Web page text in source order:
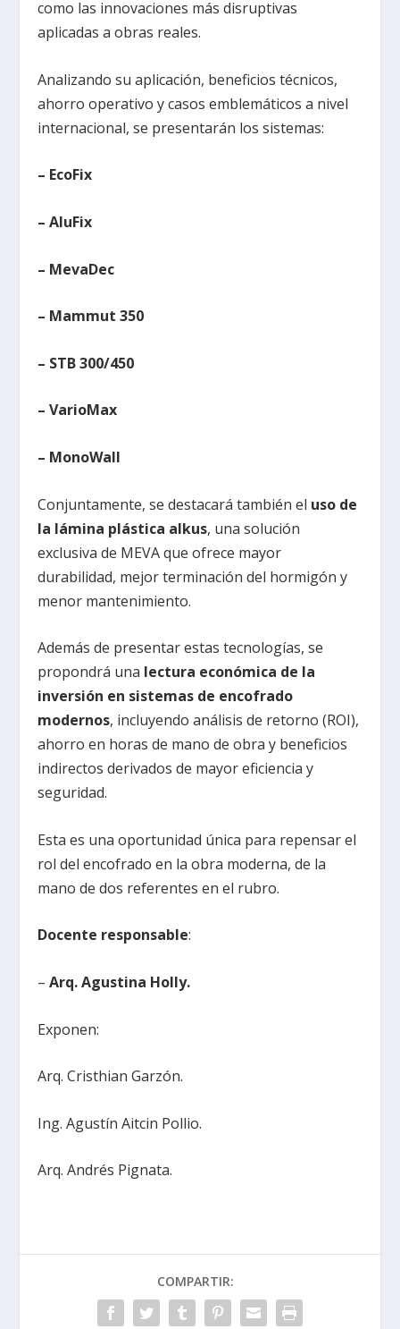
como las innovaciones más disruptivas
aplicadas a obras reales.
Analizando su aplicación, beneficios técnicos,
ahorro operativo y casos emblemáticos a nivel
internacional, se presentarán los sistemas:
– EcoFix
– AluFix
– MevaDec
– Mammut 350
– STB 300/450
– VarioMax
– MonoWall
Conjuntamente, se destacará también el uso de
la lámina plástica alkus, una solución
exclusiva de MEVA que ofrece mayor
durabilidad, mejor terminación del hormigón y
menor mantenimiento.
Además de presentar estas tecnologías, se
propondrá una lectura económica de la
inversión en sistemas de encofrado
modernos, incluyendo análisis de retorno (ROI),
ahorro en horas de mano de obra y beneficios
indirectos derivados de mayor eficiencia y
seguridad.
Esta es una oportunidad única para repensar el
rol del encofrado en la obra moderna, de la
mano de dos referentes en el rubro.
Docente responsable:
–Arq. Agustina Holly.
Exponen:
Arq. Cristhian Garzón.
Ing. Agustín Aitcin Pollio.
Arq. Andrés Pignata.
COMPARTIR: